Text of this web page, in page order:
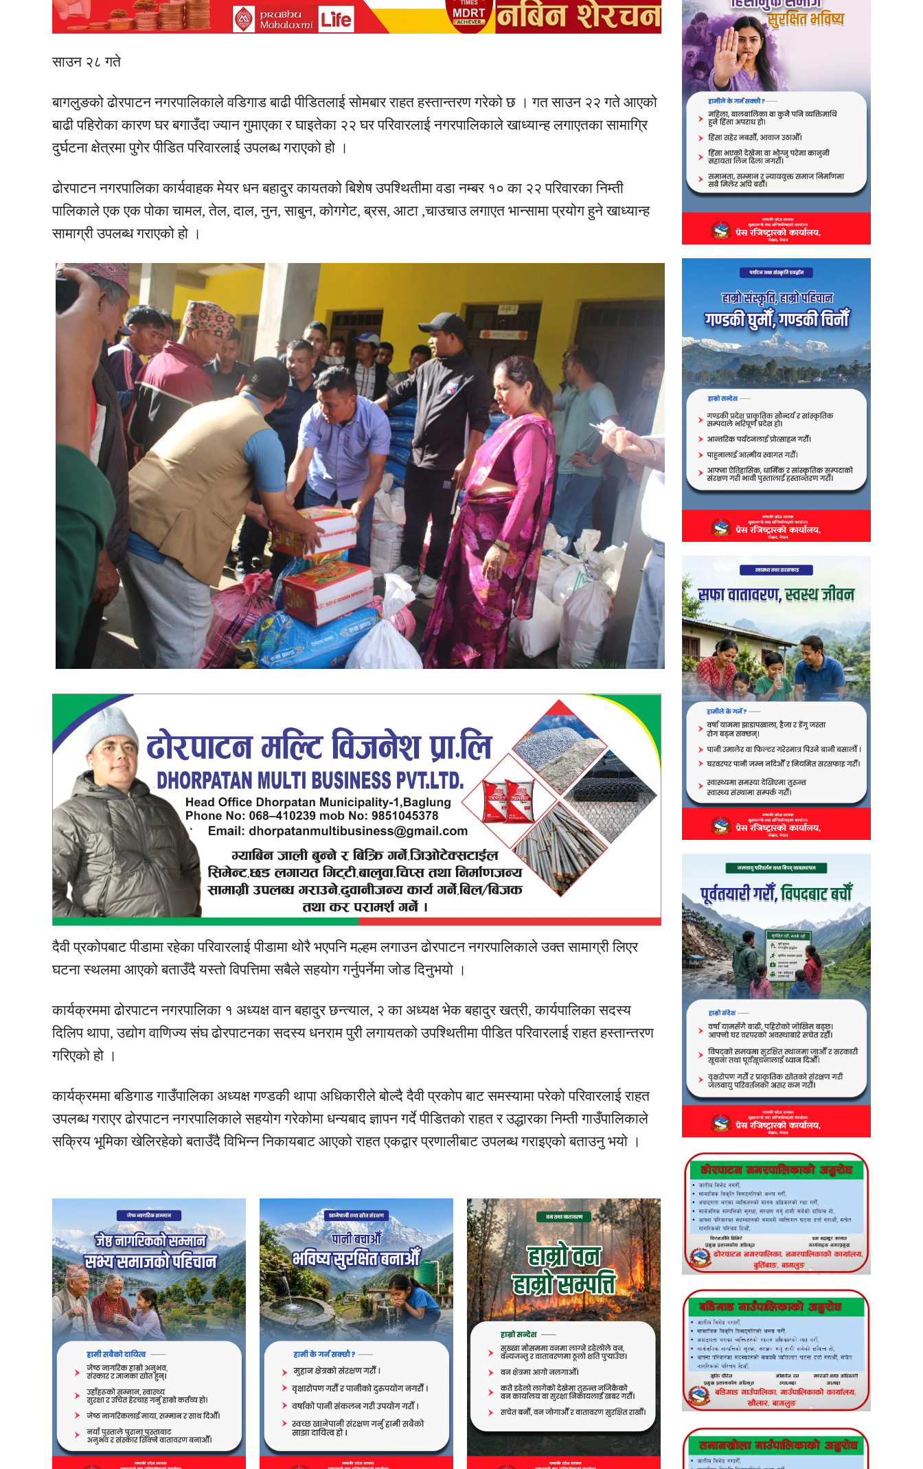
साउन २८ गते
बागलुङकोढोरपाटन नगरपालिकालेवडिगाड बाढी पीडितलाईसोमबारराहत हस्तान्तरणगरेको छ । गत साउन २२ गते आएको
बाढीपहिरोका कारण घर बगाउँदा ज्यान गुमाएका रघाइतेका २२ घर परिवारलाई नगरपालिकालेखाध्यान्ह लगाएतका सामाग्रि
दुर्घटना क्षेत्रमा पुगेरपीडितपरिवारलाई उपलब्ध गराएको हो ।
ढोरपाटन नगरपालिका कार्यवाहक मेयर धन बहादुरकायतको बिशेष उपश्थितीमावडा नम्बर १० का २२ परिवारकानिम्ती
पालिकाले एक एक पोका चामल, तेल, दाल, नुन,साबुन, कोगगेट, ब्रस, आटा ,चाउचाउलगाएत भान्सामा प्रयोग हुनेखाध्यान्ह
सामाग्रीउपलब्ध गराएको हो ।
दैवीप्रकोपबाटपीडामारहेका परिवारलाईपीडामा थोरैभएपनिमल्हम लगाउन ढोरपाटन नगरपालिकाले उक्तसामाग्रीलिएर
घटना स्थलमा आएको बताउँदै यस्तो विपत्तिमा सबैले सहयोग गर्नुपर्नेमा जोड दिनुभयो ।
कार्यक्रममा ढोरपाटन नगरपालिका १ अध्यक्ष वान बहादुर छन्त्याल, २ का अध्यक्ष भेक बहादुर खत्री, कार्यपालिका सदस्य
दिलिप थापा, उद्योगवाणिज्य संघढोरपाटनका सदस्य धनराम पुरीलगायतको उपश्थितीमा पीडितपरिवारलाईराहत हस्तान्तरण
गरिएको हो ।
कार्यक्रममाबडिगाडगाउँपालिका अध्यक्ष गण्डकी थापा अधिकारीले बोल्दैदैवीप्रकोप बाट समस्यामा परेको परिवारलाईराहत
उपलब्ध गराएर ढोरपाटन नगरपालिकाले सहयोग गरेकोमा धन्यबाद ज्ञापन गर्देपीडितको राहतर उद्धारकानिम्तीगाउँपालिकाले
सक्रिय भूमिकाखेलिरहेको बताउँदै विभिन्न निकायबाट आएकोराहत एकद्वारप्रणालीबाट उपलब्ध गराइएको बताउनु भयो ।